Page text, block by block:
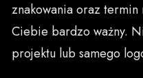
znakowania oraz
Ciebie bardzo ważny.
projektu lub samego